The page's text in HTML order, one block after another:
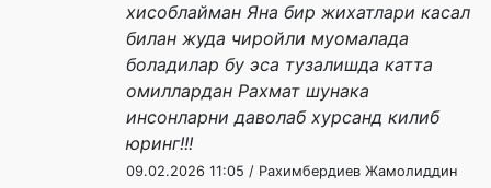
хисоблайман Яна бир жихатлари касал
билан жуда чиройли муомалада
боладилар бу эса тузалишда катта
омиллардан Рахмат шунака
инсонларни даволаб хурсанд килиб
юринг!!!
09.02.2026 11:05 / Рахимбердиев Жамолиддин